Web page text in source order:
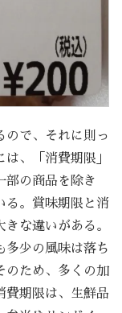
ので、それに則っ
、「消費期限」
部の商品を除き
る。賞味期限と消
な違いがある。
多少の風味は落ち
のため、多くの加
費期限は、生鮮品